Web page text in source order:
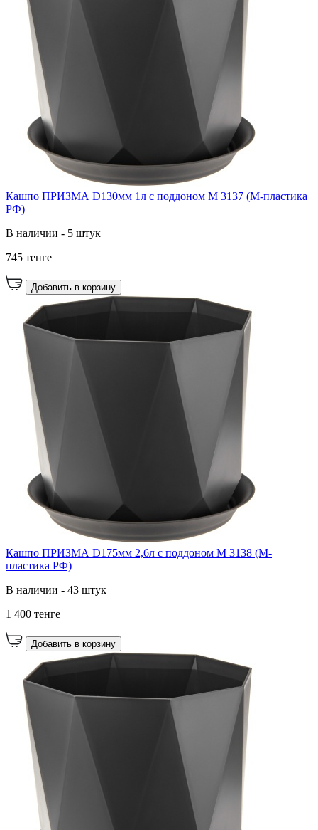
Кашпо ПРИЗМА D130мм 1л с поддоном М 3137 (М-пластика
РФ)
В наличии - 5 штук
745 тенге
Добавить в корзину
Кашпо ПРИЗМА D175мм 2,6л с поддоном М 3138 (М-
пластика РФ)
В наличии - 43 штук
1 400 тенге
Добавить в корзину